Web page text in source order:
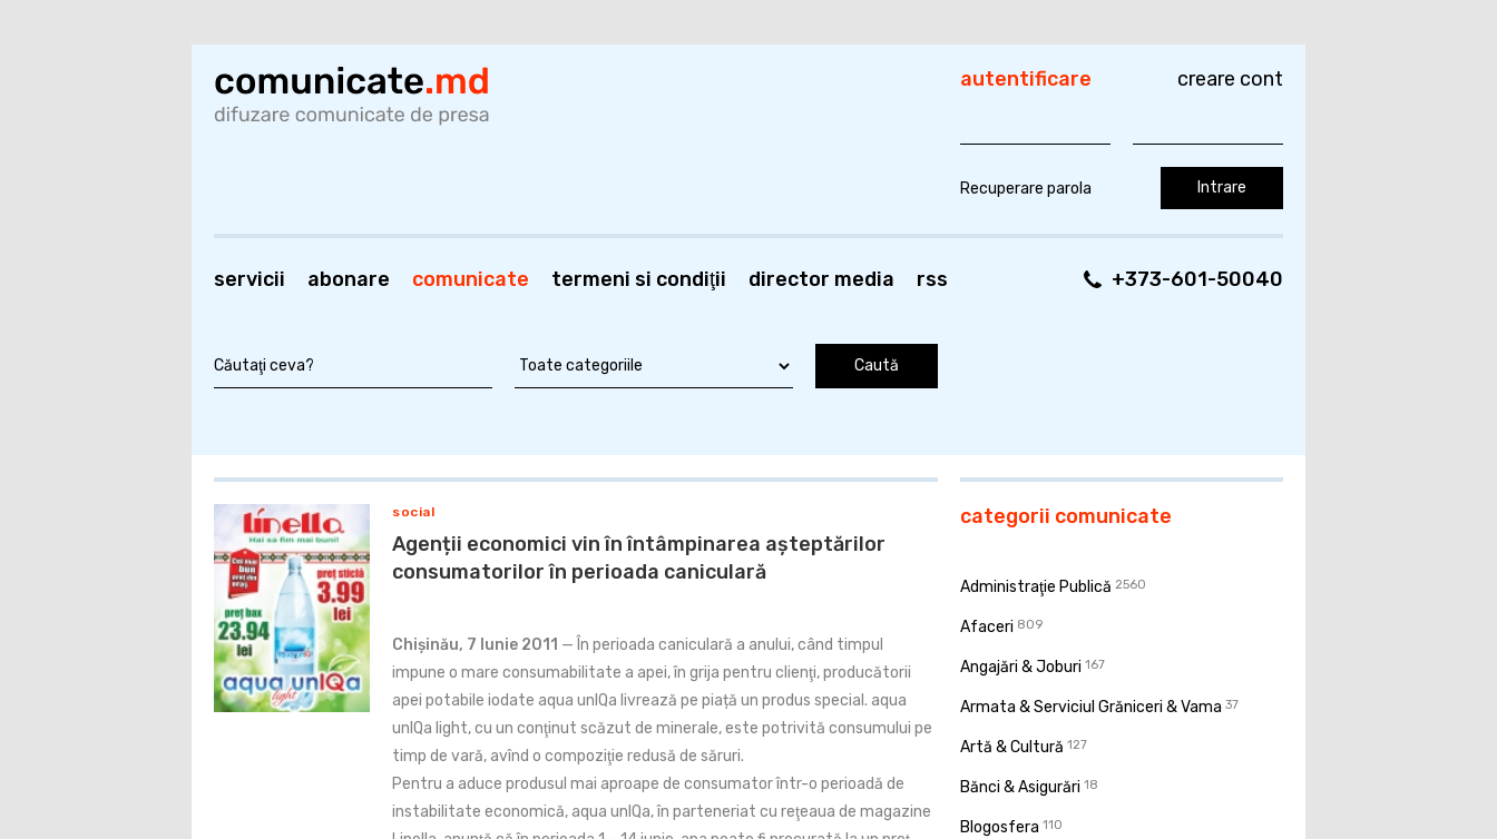
servicii abonare comunicate termeni si condiţii director media rss +373-601-50040
autentificare creare cont
Recuperare parola
social
Agenții economici vin în întâmpinarea așteptărilor
consumatorilor în perioada caniculară
Chișinău, 7 Iunie 2011 — În perioada caniculară a anului, când timpul
impune o mare consumabilitate a apei, în grija pentru clienţi, producătorii
apei potabile iodate aqua unIQa livrează pe piață un produs special. aqua
unIQa light, cu un conţinut scăzut de minerale, este potrivită consumului pe
timp de vară, avînd o compoziţie redusă de săruri.
Pentru a aduce produsul mai aproape de consumator într-o perioadă de
instabilitate economică, aqua unIQa, în parteneriat cu reţeaua de magazine
categorii comunicate
Administraţie Publică 2560
Afaceri 809
Angajări & Joburi 167
Armata & Serviciul Grăniceri & Vama 37
Artă & Cultură 127
Bănci & Asigurări 18
Blogosfera 110